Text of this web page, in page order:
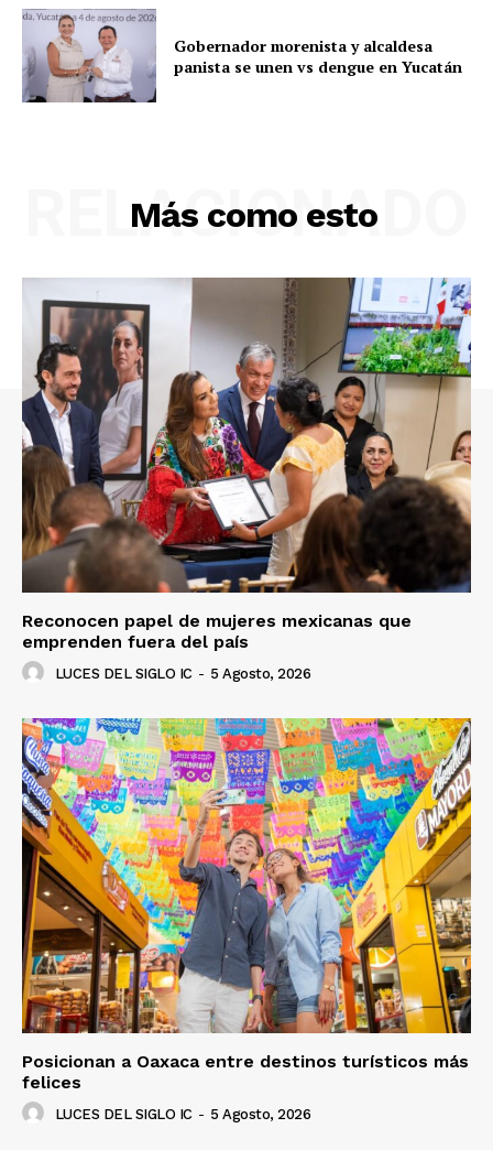
Gobernador morenista y alcaldesa
panista se unen vs dengue en Yucatán
Más como esto
RELACIONADO
Reconocen papel de mujeres mexicanas que
emprenden fuera del país
LUCES DEL SIGLO IC - 5 Agosto, 2026
Posicionan a Oaxaca entre destinos turísticos más
felices
LUCES DEL SIGLO IC - 5 Agosto, 2026